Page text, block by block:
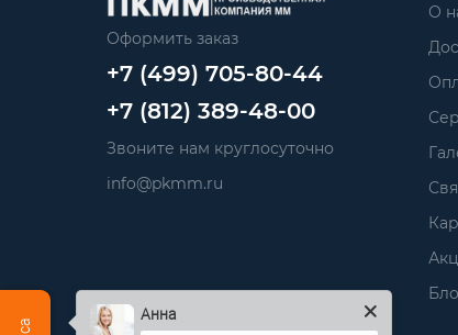
Оформить заказ
+7 (499) 705-80-44
+7 (812) 389-48-00
Звоните нам круглосуточно
info@pkmm.ru
О
Анна